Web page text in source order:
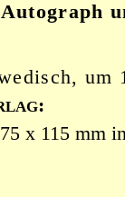
um
:
x 115 mm